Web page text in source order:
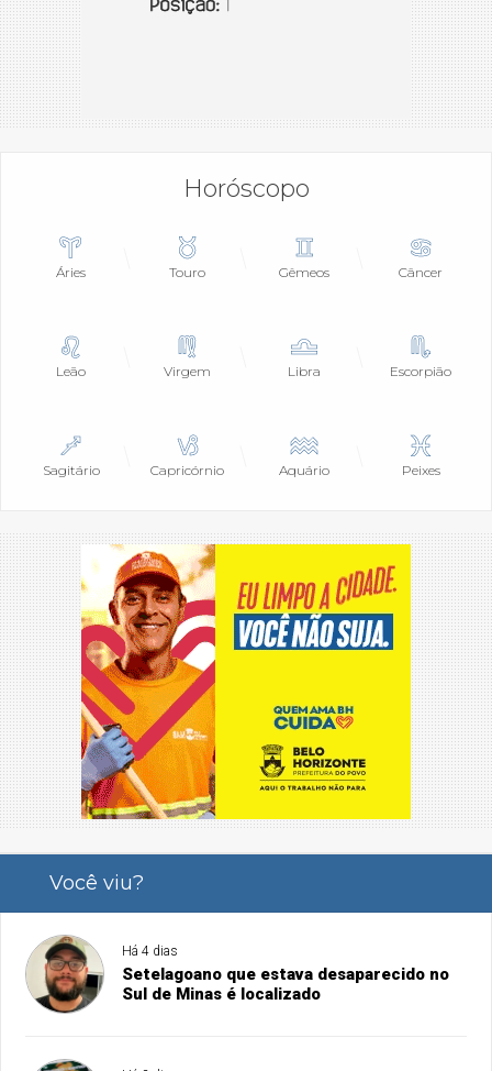
Horóscopo
Áries Touro Gêmeos Câncer
Leão Virgem Libra Escorpião
Sagitário Capricórnio Aquário Peixes
Você viu?
Há 4 dias
Setelagoano que estava desaparecido no
Sul de Minas é localizado